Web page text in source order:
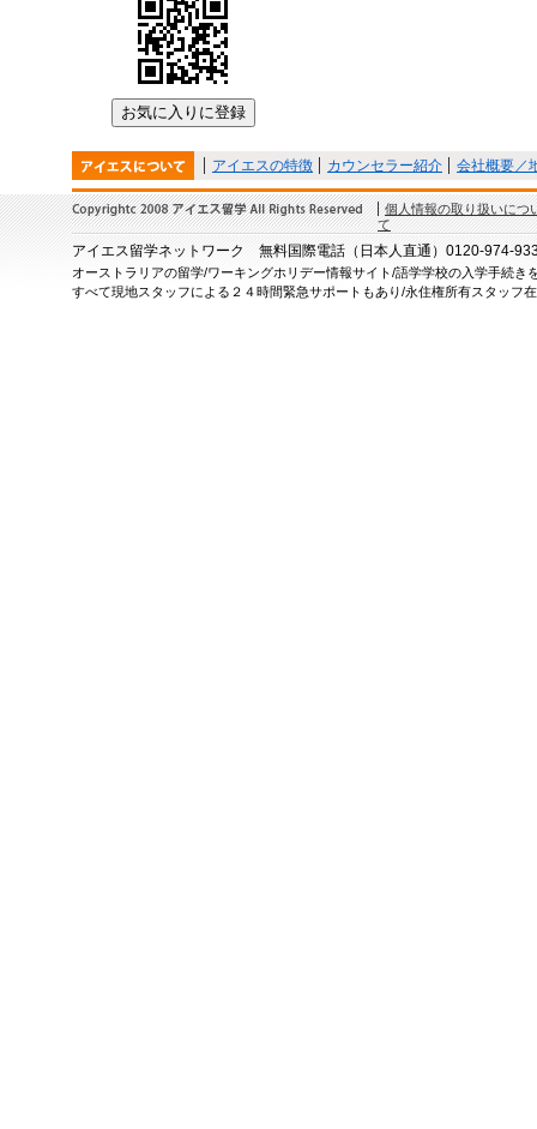
アイエスの特徴 カウンセラー紹介 会社概要／
個人情報の取り扱いにつ
て
アイエス留学ネットワーク 無料国際電話（日本人直通）0120-974-
オーストラリアの留学/ワーキングホリデー情報サイト/語学学校の入学手続き
すべて現地スタッフによる２４時間緊急サポートもあり/永住権所有スタッフ